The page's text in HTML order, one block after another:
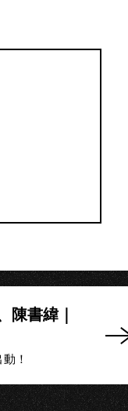
陳書緯｜
！